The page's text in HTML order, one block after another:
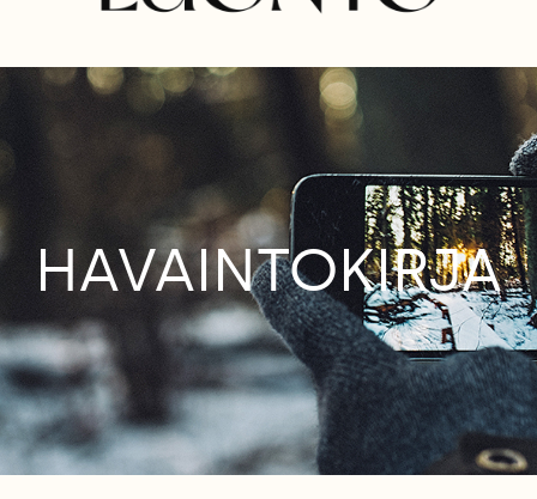
HAVAINTOKIRJA